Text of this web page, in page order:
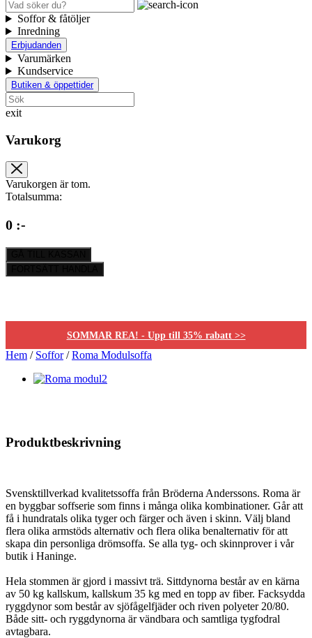
Soffor & fåtöljer
Inredning
Erbjudanden
Varumärken
Kundservice
Butiken & öppettider
exit
Varukorg
Varukorgen är tom.
Totalsumma:
0 :-
SOMMAR REA! - Upp till 35% rabatt >>
Hem / Soffor / Roma Modulsoffa
Produktbeskrivning
Svensktillverkad kvalitetssoffa från Bröderna Anderssons. Roma är
en byggbar soffserie som finns i många olika kombinationer. Går att
få i hundratals olika tyger och färger och även i skinn. Välj bland
flera olika armstöds alternativ och flera olika benalternativ för att
skapa din personliga drömsoffa. Se alla tyg- och skinnprover i vår
butik i Haninge.
Hela stommen är gjord i massivt trä. Sittdynorna består av en kärna
av 50 kg kallskum, kallskum 35 kg med en topp av fiber. Facksydda
ryggdynor som består av sjöfågelfjäder och riven polyeter 20/80.
Både sitt- och ryggdynorna är vändbara och samtliga tygfodral
avtagbara.